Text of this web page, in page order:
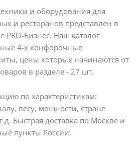
и оборудования для
и ресторанов представлен в
PRO-Бизнес. Наш каталог
4-х конфорочные
цены которых начинаются от
в разделе - 27 шт.
по характеристикам:
весу, мощности, стране
Быстрая доставка по Москве и
пункты России.